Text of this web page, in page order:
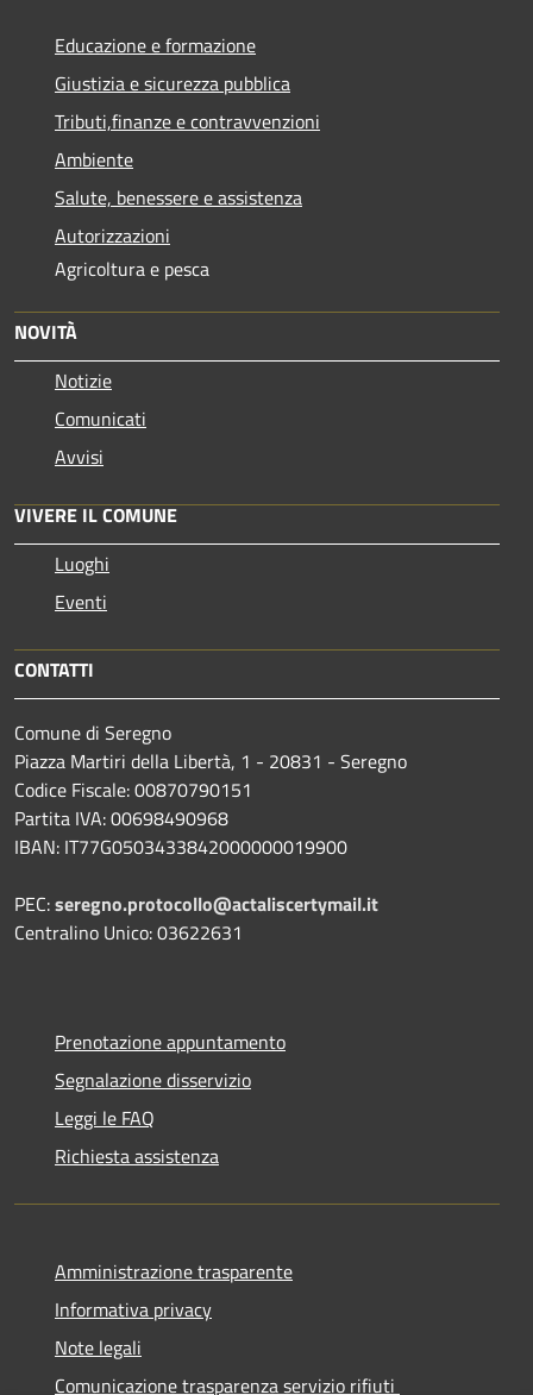
Educazione e formazione
Giustizia e sicurezza pubblica
Tributi,finanze e contravvenzioni
Ambiente
Salute, benessere e assistenza
Autorizzazioni
Agricoltura e pesca
NOVITÀ
Notizie
Comunicati
Avvisi
VIVERE IL COMUNE
Luoghi
Eventi
CONTATTI
Comune di Seregno
Piazza Martiri della Libertà, 1 - 20831 - Seregno
Codice Fiscale: 00870790151
Partita IVA: 00698490968
IBAN: IT77G0503433842000000019900
PEC:seregno.protocollo@actaliscertymail.it
Centralino Unico: 03622631
Prenotazione appuntamento
Segnalazione disservizio
Leggi le FAQ
Richiesta assistenza
Amministrazione trasparente
Informativa privacy
Note legali
Comunicazione trasparenza servizio rifiuti